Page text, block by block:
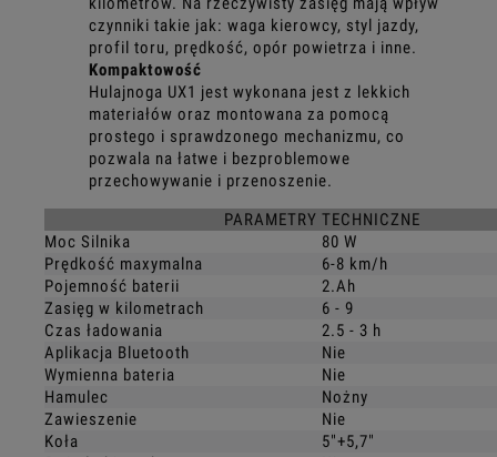
czynniki takie jak: waga kierowcy, styl jazdy,
profil toru, prędkość, opór powietrza i inne.
Kompaktowość
Hulajnoga UX1 jest wykonana jest z lekkich
materiałów oraz montowana za pomocą
prostego i sprawdzonego mechanizmu, co
pozwala na łatwe i bezproblemowe
przechowywanie i przenoszenie.
PARAMETRY TECHNICZNE
Moc Silnika
80 W
Prędkość maxymalna
6-8 km/h
Pojemność baterii
2.Ah
Zasięg w kilometrach
6 - 9
Czas ładowania
2.5 - 3 h
Aplikacja Bluetooth
Nie
Wymienna bateria
Nie
Hamulec
Nożny
Zawieszenie
Nie
Koła
5"+5,7"